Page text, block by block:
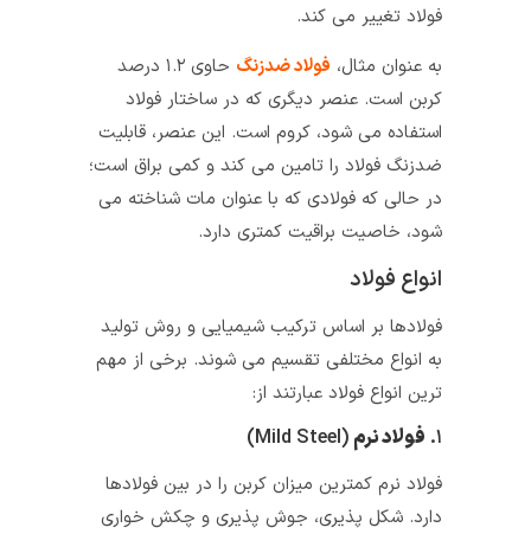
فولاد تغییر می کند.
به عنوان مثال،فولاد ضدزنگ
حاوی ۱.۲ درصد
کربن است. عنصر دیگری که در ساختار فولاد
استفاده می شود، کروم است. این عنصر، قابلیت
ضدزنگ فولاد را تامین می کند و کمی براق است؛
در حالی که فولادی که با عنوان مات شناخته می
شود، خاصیت براقیت کمتری دارد.
انواع فولاد
فولادها بر اساس ترکیب شیمیایی و روش تولید
به انواع مختلفی تقسیم می‌ شوند. برخی از مهم‌
ترین انواع فولاد عبارتند از:
فولاد نرم (Mild Steel)
فولاد نرم کمترین میزان کربن را در بین فولادها
دارد. شکل‌ پذیری، جوش‌ پذیری و چکش خواری